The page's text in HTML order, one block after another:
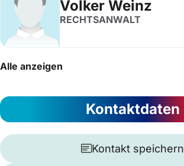
Volker Weinz
RECHTSANWALT
Alle anzeigen
Kontaktdaten
Kontakt speichern